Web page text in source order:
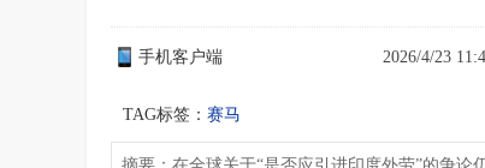
手机客户端 2026/4/23
TAG标签： 赛马